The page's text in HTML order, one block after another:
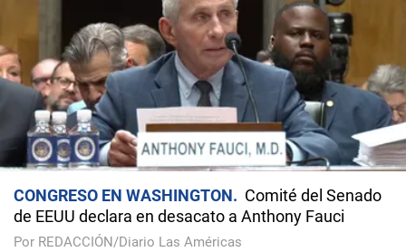
CONGRESO EN WASHINGTON
Comité del Senado
de EEUU declara en desacato a Anthony Fauci
Por REDACCIÓN/Diario Las Américas